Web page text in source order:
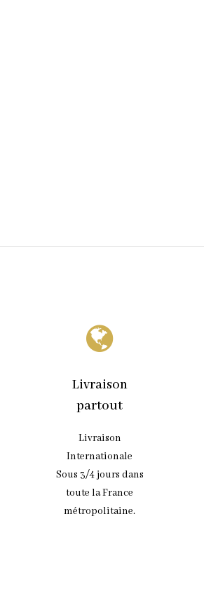
Livraison
partout
Livraison
Internationale
Sous 3/4 jours dans
toute la France
métropolitaine.